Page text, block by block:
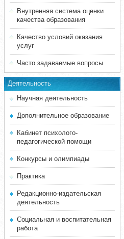
Внутренняя система оценки
качества образования
Качество условий оказания
услуг
Часто задаваемые вопросы
Деятельность
Научная деятельность
Дополнительное образование
Кабинет психолого-
педагогической помощи
Конкурсы и олимпиады
Практика
Редакционно-издательская
деятельность
Социальная и воспитательная
работа